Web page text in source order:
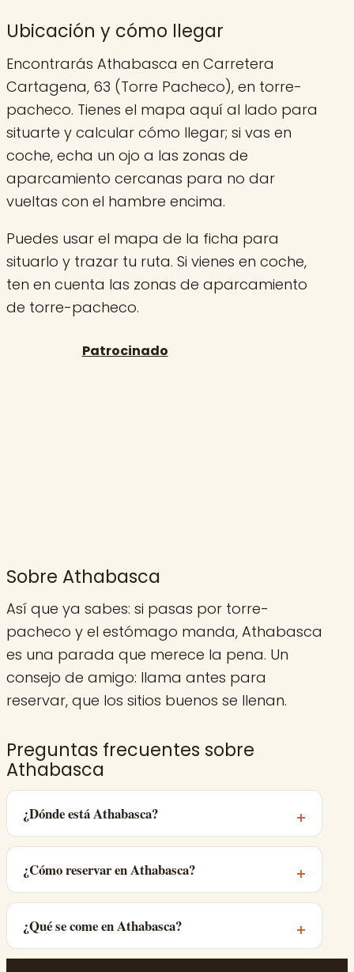
Ubicación y cómo llegar
Encontrarás Athabasca en Carretera
Cartagena, 63 (Torre Pacheco), en torre-
pacheco. Tienes el mapa aquí al lado para
situarte y calcular cómo llegar; si vas en
coche, echa un ojo a las zonas de
aparcamiento cercanas para no dar
vueltas con el hambre encima.
Puedes usar el mapa de la ficha para
situarlo y trazar tu ruta. Si vienes en coche,
ten en cuenta las zonas de aparcamiento
de torre-pacheco.
Sobre Athabasca
Así que ya sabes: si pasas por torre-
pacheco y el estómago manda, Athabasca
es una parada que merece la pena. Un
consejo de amigo: llama antes para
reservar, que los sitios buenos se llenan.
Preguntas frecuentes sobre
Athabasca
¿Dónde está Athabasca?
¿Cómo reservar en Athabasca?
¿Qué se come en Athabasca?